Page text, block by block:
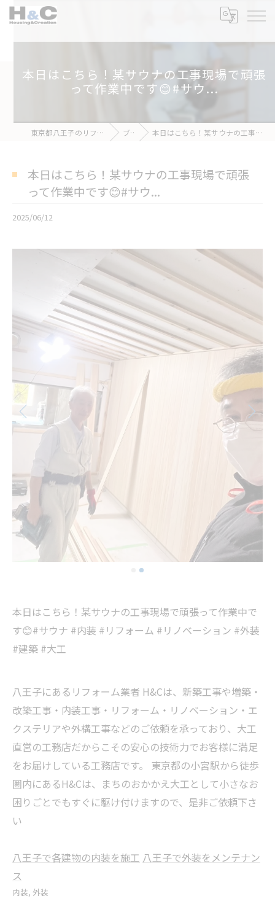
本日はこちら！某サウナの工事現場で頑張
って作業中です😊#サウ...
東京都八王子のリフォームなら株式会社H&C ブログ 本日はこちら！某サウナの工事現場で頑張って作業中です😊#サウ...
本日はこちら！某サウナの工事現場で頑張
って作業中です😊#サウ...
2025/06/12
本日はこちら！某サウナの工事現場で頑張って作業中で
す😊#サウナ #内装 #リフォーム #リノベーション #外装
#建築 #大工
八王子にあるリフォーム業者 H&Cは、新築工事や増築・
改築工事・内装工事・リフォーム・リノベーション・エ
クステリアや外構工事などのご依頼を承っており、大工
直営の工務店だからこその安心の技術力でお客様に満足
をお届けしている工務店です。 東京都の小宮駅から徒歩
圏内にあるH&Cは、まちのおかかえ大工として小さなお
困りごとでもすぐに駆け付けますので、是非ご依頼下さ
い
八王子で各建物の内装を施工 八王子で外装をメンテナン
ス
内装 外装